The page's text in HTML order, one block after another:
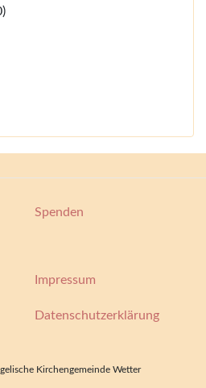
Spenden
Impressum
Datenschutzerklärung
Kirchengemeinde Wetter